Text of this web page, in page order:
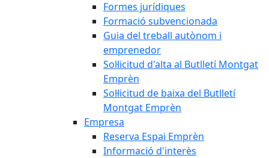
Formes jurídiques
Formació subvencionada
Guia del treball autònom i
emprenedor
Sol·licitud d'alta al Butlletí Montgat
Emprèn
Sol·licitud de baixa del Butlletí
Montgat Emprèn
Empresa
Reserva Espai Emprèn
Informació d'interès